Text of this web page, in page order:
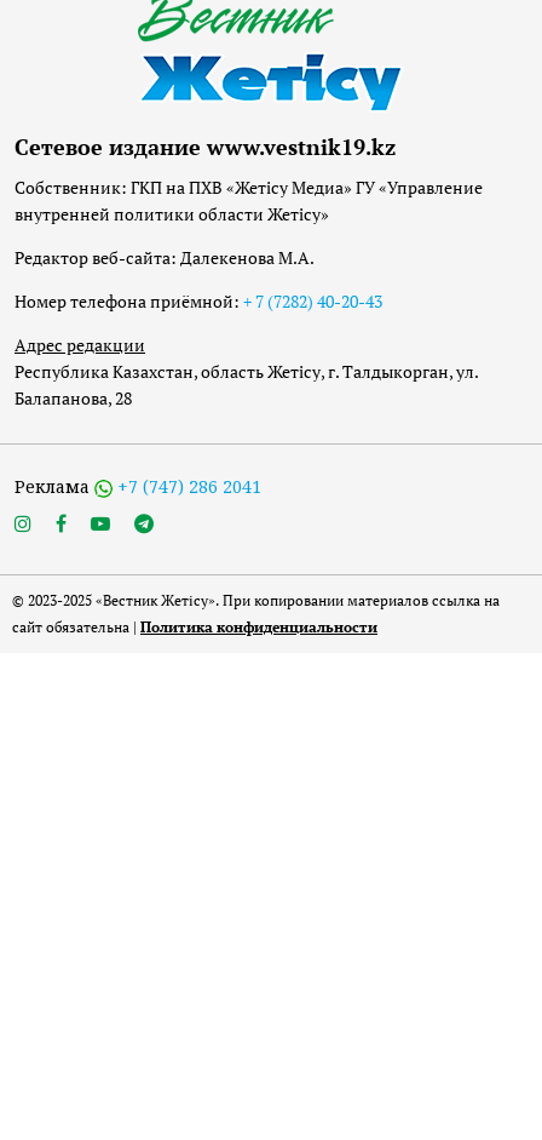
Сетевое издание www.vestnik19.kz
Собственник: ГКП на ПХВ «Жетісу Медиа» ГУ «Управление
внутренней политики области Жетісу»
Редактор веб-сайта: Далекенова М.А.
Номер телефона приёмной: + 7 (7282) 40-20-43
Адрес редакции
Республика Казахстан, область Жетісу, г. Талдыкорган, ул.
Балапанова, 28
Реклама +7 (747) 286 2041
© 2023-2025 «Вестник Жетісу». При копировании материалов ссылка на
сайт обязательна | Политика конфиденциальности